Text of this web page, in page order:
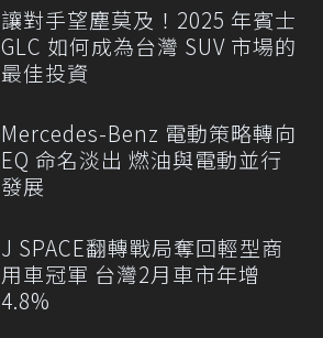
讓對手望塵莫及！2025 年賓士
GLC 如何成為台灣 SUV 市場的
最佳投資
Mercedes-Benz 電動策略轉向
EQ 命名淡出 燃油與電動並行
發展
J SPACE翻轉戰局奪回輕型商
用車冠軍 台灣2月車市年增
4.8%